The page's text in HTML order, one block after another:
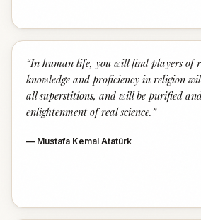
“In human life, you will find players of
knowledge and proficiency in religion
all superstitions, and will be purified
enlightenment of real science. ”
— Mustafa Kemal Atatürk